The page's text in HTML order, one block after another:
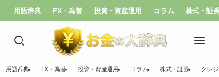
用語辞典 FX・為替 投資・資産運用 コラム 株式・証
用語辞典 FX・為替 投資・資産運用 コラム 株式・証券 クレ